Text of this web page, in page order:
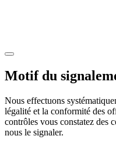
Motif du
Nous effectuons
légalité et la conformité des
contrôles vous constatez des
nous le signaler.